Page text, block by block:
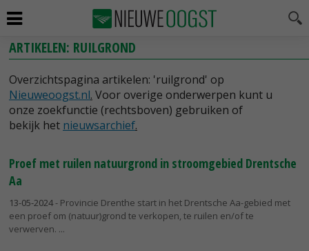
ARTIKELEN: RUILGROND
Overzichtspagina artikelen: 'ruilgrond' op
Nieuweoogst.nl. Voor overige onderwerpen kunt u
onze zoekfunctie (rechtsboven) gebruiken of
bekijk het nieuwsarchief.
Proef met ruilen natuurgrond in stroomgebied Drentsche
Aa
13-05-2024- Provincie Drenthe start in het Drentsche Aa-gebied met
een proef om (natuur)grond te verkopen, te ruilen en/of te
verwerven.